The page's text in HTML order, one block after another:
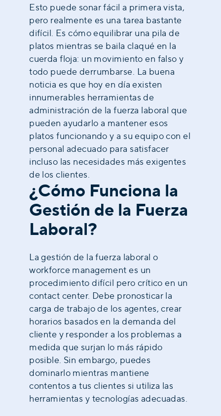
Esto puede sonar fácil a primera vista,
pero realmente es una tarea bastante
difícil. Es cómo equilibrar una pila de
platos mientras se baila claqué en la
cuerda floja: un movimiento en falso y
todo puede derrumbarse. La buena
noticia es que hoy en día existen
innumerables herramientas de
administración de la fuerza laboral que
pueden ayudarlo a mantener esos
platos funcionando y a su equipo con el
personal adecuado para satisfacer
incluso las necesidades más exigentes
de los clientes.
¿Cómo Funciona la
Gestión de la Fuerza
Laboral?
La gestión de la fuerza laboral o
workforce management es un
procedimiento difícil pero crítico en un
contact center. Debe pronosticar la
carga de trabajo de los agentes, crear
horarios basados en la demanda del
cliente y responder a los problemas a
medida que surjan lo más rápido
posible. Sin embargo, puedes
dominarlo mientras mantiene
contentos a tus clientes si utiliza las
herramientas y tecnologías adecuadas.